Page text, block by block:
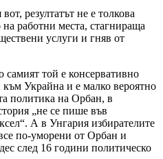
резултатът не е толкова
работни места, стагнираща
услуги и гняв от
самият той е консервативно
към Украйна и е малко вероятно
политика на Орбан, в
„не се пише във
А в Унгария избирателите
по-уморени от Орбан и
след 16 години политическо